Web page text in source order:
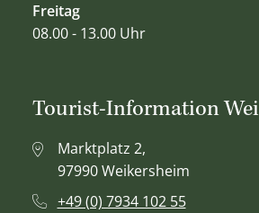
Freitag
08.00 - 13.00 Uhr
Tourist-Information
Marktplatz 2,
97990 Weikersheim
+49 (0) 7934 102 55